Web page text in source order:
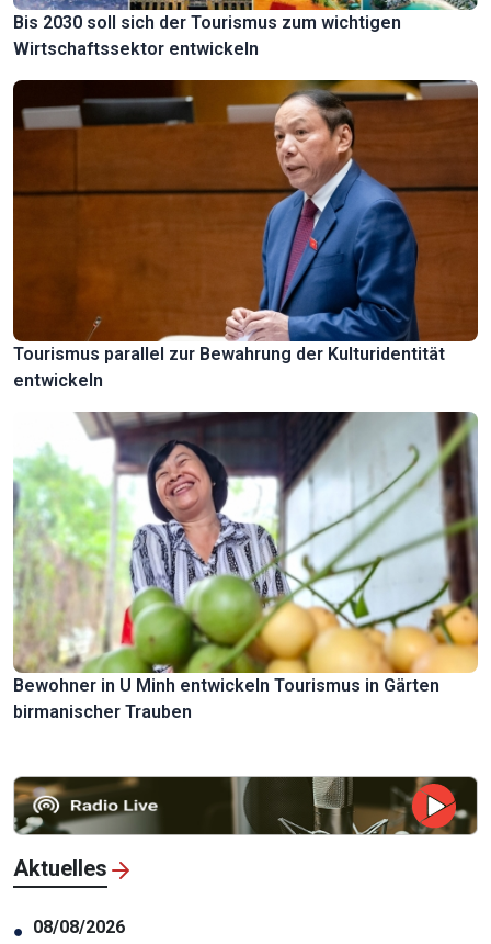
Bis 2030 soll sich der Tourismus zum wichtigen
Wirtschaftssektor entwickeln
Tourismus parallel zur Bewahrung der Kulturidentität
entwickeln
Bewohner in U Minh entwickeln Tourismus in Gärten
birmanischer Trauben
Aktuelles
● 08/08/2026